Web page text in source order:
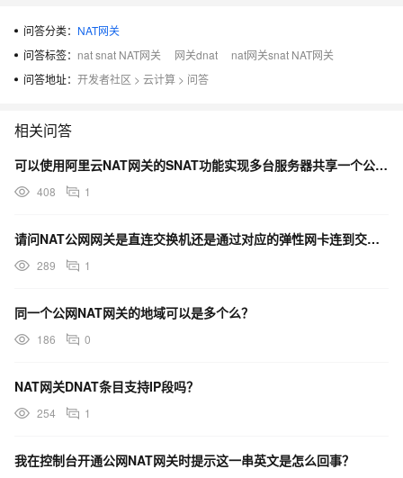
问答分类： NAT网关
问答标签： nat snat NAT网关 网关dnat
nat网关snat NAT网关
问答地址： 开发者社区 > 云计算 > 问答
相关问答
可以使用阿里云NAT网关的SNAT功能实现多台服务器共享一个公网IP访问互联网？
408 1
请问NAT公网网关是直连交换机还是通过对应的弹性网卡连到交换机？
289 1
同一个公网NAT网关的地域可以是多个么？
186 0
NAT网关DNAT条目支持IP段吗？
254 1
我在控制台开通公网NAT网关时提示这一串英文是怎么回事？